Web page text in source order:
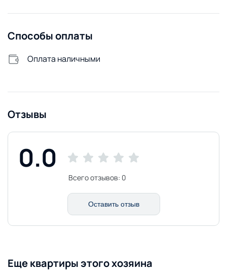
Способы оплаты
Оплата наличными
Отзывы
0.0
Всего отзывов: 0
Оставить отзыв
Еще квартиры этого хозяина